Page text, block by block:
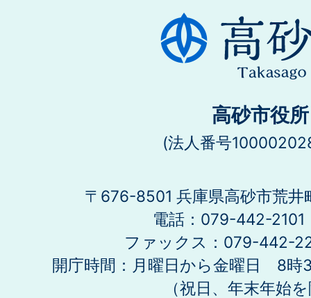
高砂市役所
(法人番号
〒676-8501 兵庫県高砂市荒井
電話：079-442-2101
ファックス：079-442-
開庁時間：月曜日から金曜日 8時
（祝日、年末年始